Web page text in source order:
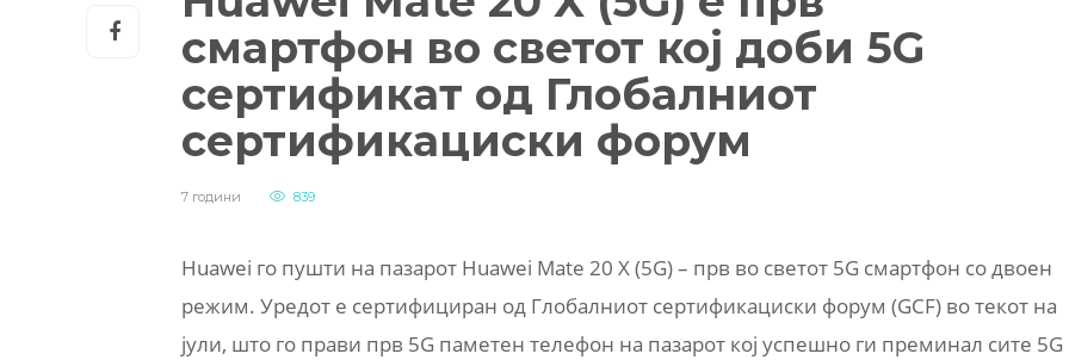
смартфон во светот кој доби 5G
сертификат од Глобалниот
сертификациски форум
7 години 839
Huawei го пушти на пазарот Huawei Mate 20 X (5G) – прв во светот 5G смартфон со двоен
режим. Уредот е сертифициран од Глобалниот сертификациски форум (GCF) во текот на
јули, што го прави прв 5G паметен телефон на пазарот кој успешно ги преминал сите 5G